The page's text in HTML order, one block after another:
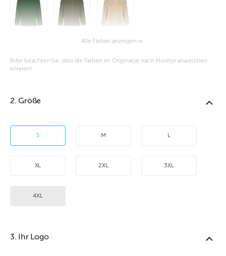
Alle Farben anzeigen
Bitte beachten Sie, dass die Farben im Original je nach Monitor abweichen
können!
2. Größe
S M L
XL 2XL 3XL
4XL
3. Ihr Logo